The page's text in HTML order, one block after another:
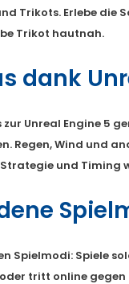
Trikots. Erlebe die
Trikot hautnah.
dank
zur Unreal Engine 5
Regen, Wind und
und Timing
Spielmodi: Spiele
tritt online gegen